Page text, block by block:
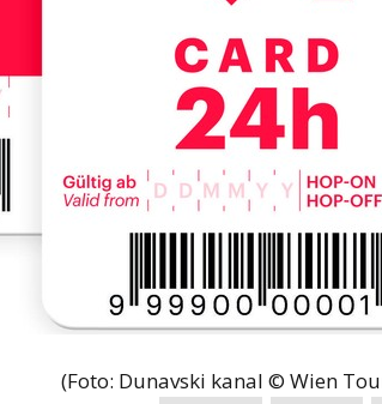
(Foto: Dunavski kanal © Wien